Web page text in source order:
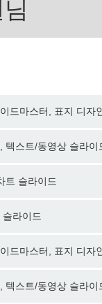
드마스터, 표지 디자
텍스트/동영상 슬라이
트 슬라이드
라이드
드마스터, 표지 디자
텍스트/동영상 슬라이